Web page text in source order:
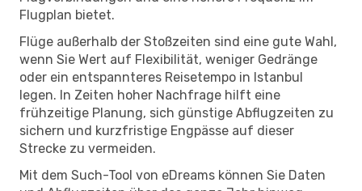
Flugplan bietet.
Flüge außerhalb der Stoßzeiten sind eine gute Wahl,
wenn Sie Wert auf Flexibilität, weniger Gedränge
oder ein entspannteres Reisetempo in Istanbul
legen. In Zeiten hoher Nachfrage hilft eine
frühzeitige Planung, sich günstige Abflugzeiten zu
sichern und kurzfristige Engpässe auf dieser
Strecke zu vermeiden.
Mit dem Such-Tool von eDreams können Sie Daten